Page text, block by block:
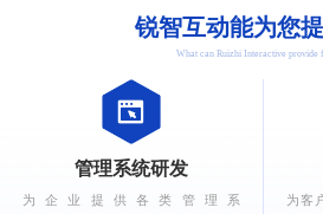
锐智互动能为您
What can Ruizhi
管理系统研发
为企业提供各类管理系
为客